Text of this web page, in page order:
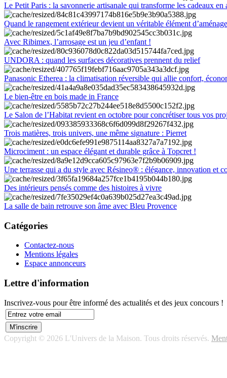
Le Petit Paris : la savonnerie artisanale qui transforme les cadeaux en
Quand le rangement extérieur devient un véritable élément
Avec Ribimex, l’arrosage est un jeu d’enfant !
UNDORA : quand les surfaces décoratives prennent du relief
Panasonic Etherea : la climatisation réversible qui allie confort,
Le bien-être en bois made in France
Le Salon de l’Habitat revient en octobre pour concrétiser tous vos
Trois matières, trois univers, une même signature : Pierret
Microciment : un espace élégant et durable grâce à Topcret !
Une terrasse qui a du style avec Résineo® : élégance, innovation et
Des intérieurs pensés comme des histoires à vivre
La salle de bain retrouve son âme avec Bleu Provence
Catégories
Contactez-nous
Mentions légales
Espace annonceurs
Lettre d'information
Inscrivez-vous pour être informé des actualités et des jeux concours !
Copyright © 2026 L'Univers de la Maison. Tous droits réservés.